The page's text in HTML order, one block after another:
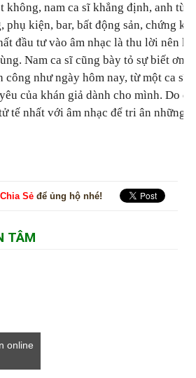
nam ca sĩ khẳng định, anh
kiện, bar, bất động sản, chứng
đầu tư vào âm nhạc là thu lời nên
Nam ca sĩ cũng bày tỏ sự biết ơn
công như ngày hôm nay, từ một ca sĩ
của khán giả dành cho mình. Do
tế nhất với âm nhạc để tri ân những
Chia Sẻ để ủng hộ nhé!
TÂM
online